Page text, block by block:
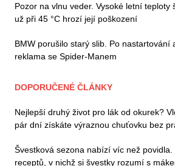
Pozor na vlnu veder. Vysoké letní teploty
už při 45 °C hrozí její poškození
BMW porušilo starý slib. Po nastartování
reklama se Spider-Manem
DOPORUČENÉ ČLÁNKY
Nejlepší druhý život pro lák od okurek?
pár dní získáte výraznou chuťovku bez
Švestková sezona nabízí víc než povidla.
receptů, v nichž si švestky rozumí s